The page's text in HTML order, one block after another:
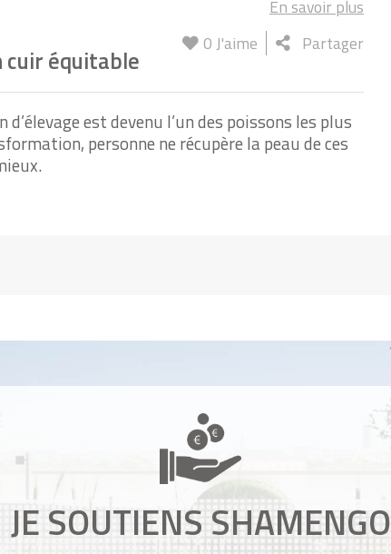
cuir équitable
En savoir plus
0 J'aime Partager
est devenu l’un des poissons les plus
personne ne récupère la peau de ces
JE SOUTIENS SHAMENGO